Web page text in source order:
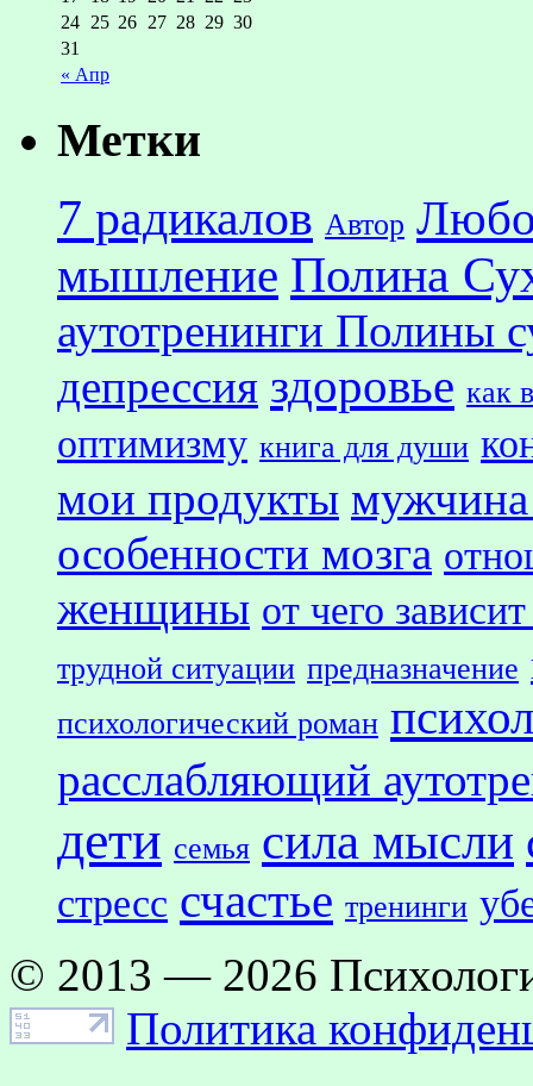
« Апр
24 25 26 27 28 29 30
31
Метки
7 радикалов Автор
мышление Полина
аутотренинги Полины
депрессия здоровье как
оптимизму книга для души
мои продукты
особенности мозга
женщины от чего
трудной ситуации предназначение
психологический роман
расслабляющий
дети семья сила мысли
стресс счастье тренинги
© 2013 — 2026
Политика